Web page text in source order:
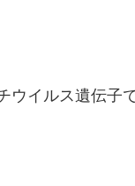
イルス遺伝子